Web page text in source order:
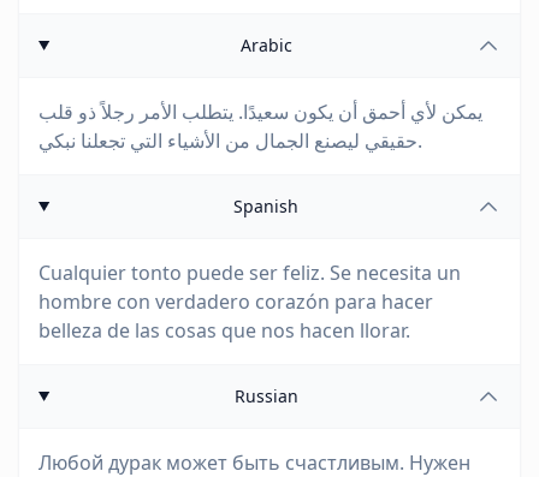
Arabic
يمكن لأي أحمق أن يكون سعيدًا. يتطلب الأمر رجلاً ذو قلب
حقيقي ليصنع الجمال من الأشياء التي تجعلنا نبكي.
Spanish
Cualquier tonto puede ser feliz. Se necesita un
hombre con verdadero corazón para hacer
belleza de las cosas que nos hacen llorar.
Russian
Любой дурак может быть счастливым. Нужен